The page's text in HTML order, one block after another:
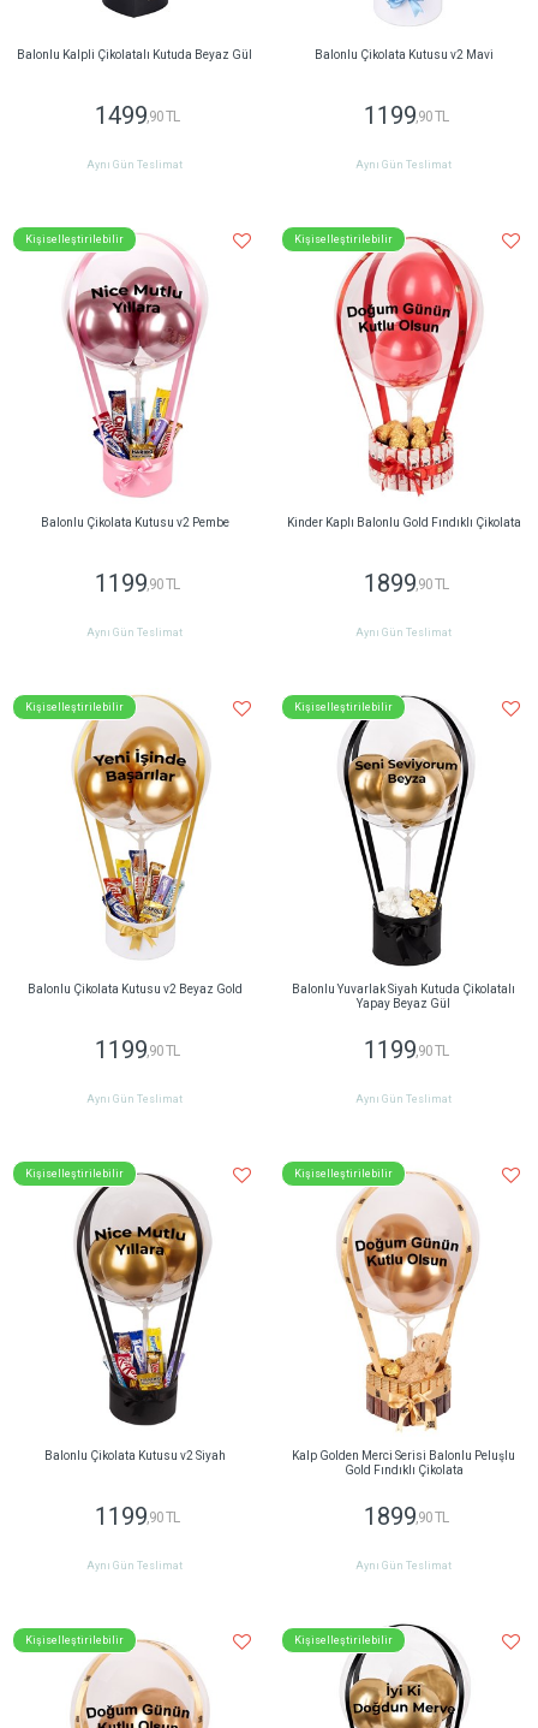
Balonlu Kalpli Çikolatalı Kutuda Beyaz Gül
1499,90 TL
Aynı Gün Teslimat
Balonlu Çikolata Kutusu v2 Mavi
1199,90 TL
Aynı Gün Teslimat
Kişiselleştirilebilir
Balonlu Çikolata Kutusu v2 Pembe
1199 ,90 TL
Aynı Gün Teslimat
Kişiselleştirilebilir
Kinder Kaplı Balonlu Gold Fındıklı Çikolata
1899 ,90 TL
Aynı Gün Teslimat
Kişiselleştirilebilir
Balonlu Çikolata Kutusu v2 Beyaz Gold
1199,90 TL
Aynı Gün Teslimat
Kişiselleştirilebilir
Balonlu Yuvarlak Siyah Kutuda Çikolatalı
Yapay Beyaz Gül
1199,90 TL
Aynı Gün Teslimat
Kişiselleştirilebilir
Balonlu Çikolata Kutusu v2 Siyah
1199,90 TL
Aynı Gün Teslimat
Kişiselleştirilebilir
Kalp Golden Merci Serisi Balonlu Peluşlu
Gold Fındıklı Çikolata
1899,90 TL
Aynı Gün Teslimat
Kişiselleştirilebilir Kişiselleştirilebilir